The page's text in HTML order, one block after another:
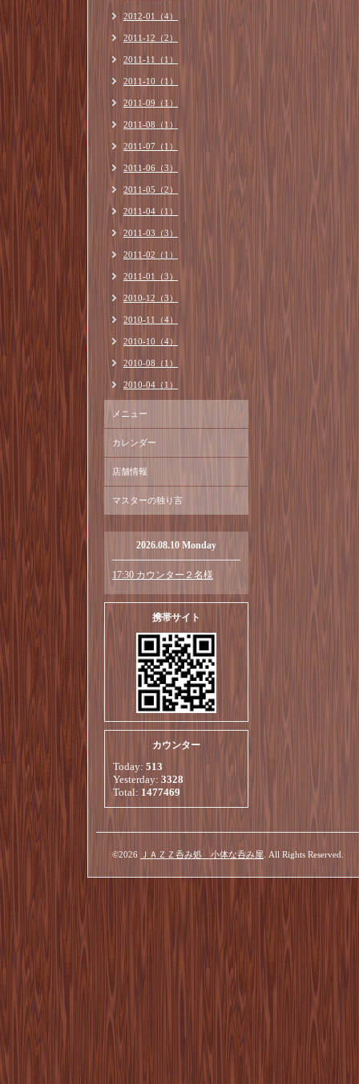
2012-01（4）
2011-12（2）
2011-11（1）
2011-10（1）
2011-09（1）
2011-08（1）
2011-07（1）
2011-06（3）
2011-05（2）
2011-04（1）
2011-03（3）
2011-02（1）
2011-01（3）
2010-12（3）
2010-11（4）
2010-10（4）
2010-08（1）
2010-04（1）
メニュー
カレンダー
店舗情報
マスターの独り言
2026.08.10 Monday
17:30 カウンター２名様
携帯サイト
カウンター
Today: 513
Yesterday: 3328
Total: 1477469
©2026 ＪＡＺＺ呑み処 小体な呑み屋 . All Rights Reserved.